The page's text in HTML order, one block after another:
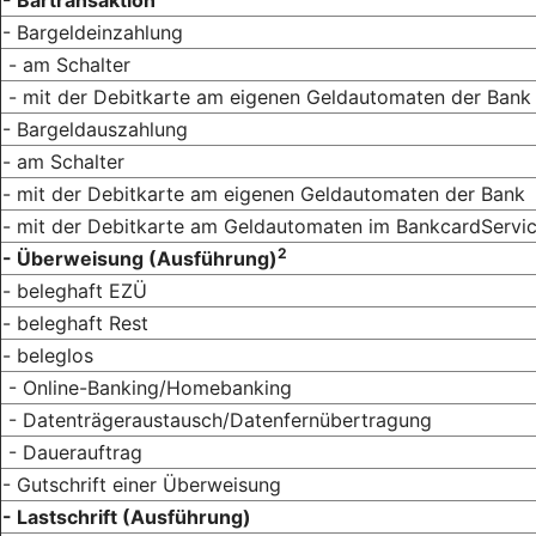
- Bargeldeinzahlung
- am Schalter
- mit der Debitkarte am eigenen Geldautomaten der Bank
- Bargeldauszahlung
- am Schalter
- mit der Debitkarte am eigenen Geldautomaten der Bank
- mit der Debitkarte am Geldautomaten im
- Überweisung (Ausführung)2
- beleghaft EZÜ
- beleghaft Rest
- beleglos
- Online-Banking/Homebanking
- Datenträgeraustausch/Datenfernübertragung
- Dauerauftrag
- Gutschrift einer Überweisung
- Lastschrift (Ausführung)